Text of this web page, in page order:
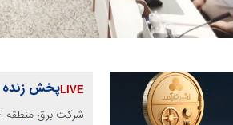
پخش زنده
شرکت برق منطقه